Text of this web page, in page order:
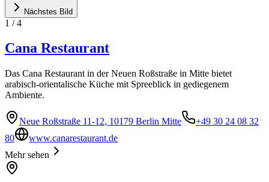
Nächstes Bild
1 /4
Cana Restaurant
Das Cana Restaurant in der Neuen Roßstraße in Mitte bietet
arabisch-orientalische Küche mit Spreeblick in gediegenem
Ambiente.
Neue Roßstraße 11-12, 10179 Berlin Mitte
+49 30 24 08 32
80
www.canarestaurant.de
Mehr sehen